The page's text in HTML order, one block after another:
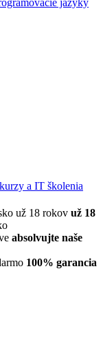
jazyky
už 18
absolvujte naše
100% garancia